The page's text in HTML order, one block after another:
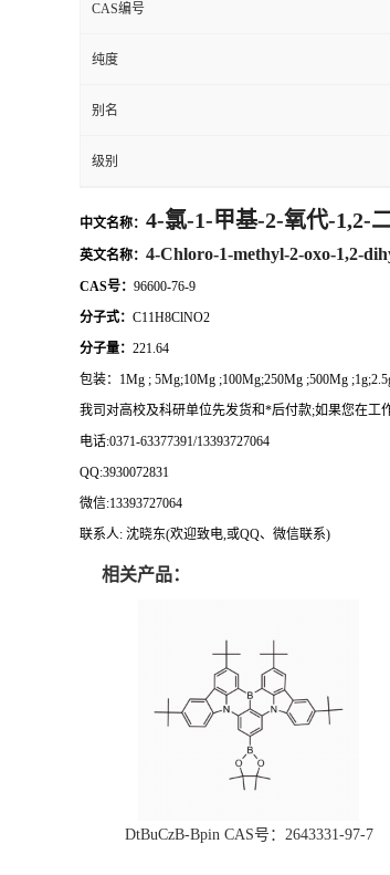
CAS编号
纯度
别名
级别
中文名称： 4-氯-1-甲基-2-氧代-1,2-
英文名称： 4-Chloro-1-methyl-2-oxo-1,2-
CAS号： 96600-76-9
分子式： C11H8ClNO2
分子量： 221.64
包装： 1Mg ; 5Mg;10Mg ;100Mg;250Mg ;500Mg
我司对高校及科研单位先发货和*后付款;如果您在工
电话:0371-63377391/13393727064
QQ:3930072831
微信:13393727064
联系人: 沈晓东(欢迎致电,或QQ、微信联系)
相关产品：
DtBuCzB-Bpin CAS号：2643331-97-7